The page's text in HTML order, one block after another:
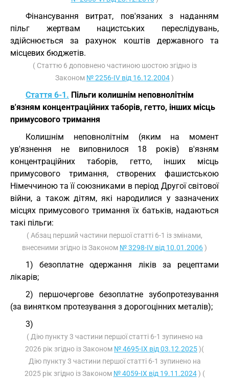
Фінансування витрат, пов'язаних з наданням
пільг жертвам нацистських переслідувань,
здійснюється за рахунок коштів державного та
місцевих бюджетів.
( Статтю 6 доповнено частиною шостою згідно із
Законом № 2256-IV від 16.12.2004)
Стаття 6-1. Пільги колишнім неповнолітнім
в'язням концентраційних таборів, гетто, інших місць
примусового тримання
Колишнім неповнолітнім (яким на момент
ув'язнення не виповнилося 18 років) в'язням
концентраційних таборів, гетто, інших місць
примусового тримання, створених фашистською
Німеччиною та її союзниками в період Другої світової
війни, а також дітям, які народилися у зазначених
місцях примусового тримання їх батьків, надаються
такі пільги:
( Абзац перший частини першої статті 6-1 із змінами,
внесеними згідно із Законом № 3298-IV від 10.01.2006)
1) безоплатне одержання ліків за рецептами
лікарів;
2) першочергове безоплатне зубопротезування
(за винятком протезування з дорогоцінних металів);
3)
( Дію пункту 3 частини першої статті 6-1 зупинено на
2026 рік згідно із Законом № 4695-IX від 03.12.2025)(
Дію пункту 3 частини першої статті 6-1 зупинено на
2025 рік згідно із Законом № 4059-IX від 19.11.2024) (